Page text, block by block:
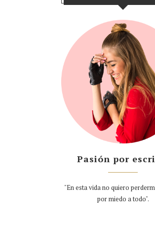
Pasión por
"En esta vida no quiero
por miedo a todo".